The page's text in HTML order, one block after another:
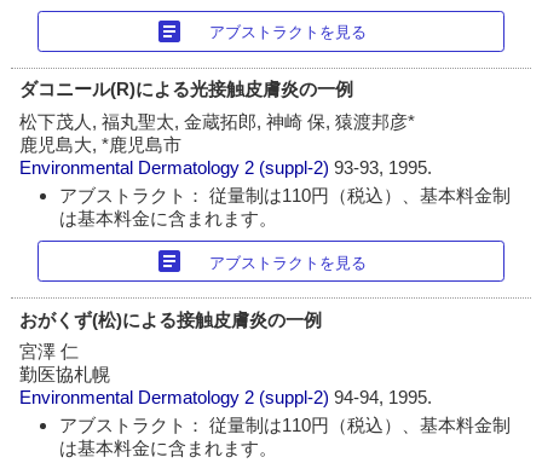
article アブストラクトを見る
ダコニール(R)による光接触皮膚炎の一例
松下茂人, 福丸聖太, 金蔵拓郎, 神崎 保, 猿渡邦彦*
鹿児島大, *鹿児島市
Environmental Dermatology 2 (suppl-2)93-93, 1995.
アブストラクト： 従量制は110円（税込）、基本料金制
は基本料金に含まれます。
article アブストラクトを見る
おがくず(松)による接触皮膚炎の一例
宮澤 仁
勤医協札幌
Environmental Dermatology 2 (suppl-2)94-94, 1995.
アブストラクト： 従量制は110円（税込）、基本料金制
は基本料金に含まれます。